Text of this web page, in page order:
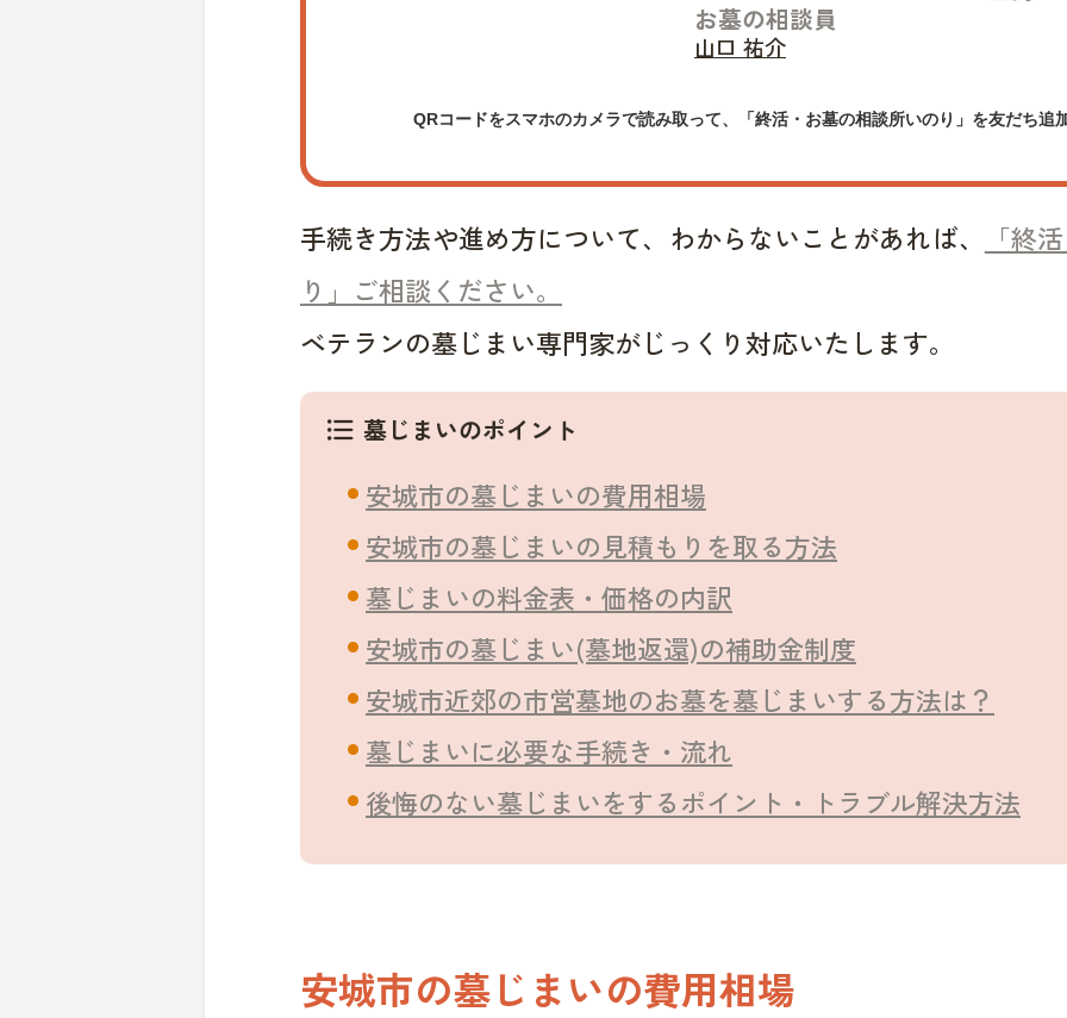
お墓の相談員
山口 祐介
QRコードをスマホのカメラで読み取って、「終活・お墓の相談所いのり」を友だち追
手続き方法や進め方について、わからないことがあれば、
「終
り」ご相談ください。
ベテランの墓じまい専門家がじっくり対応いたします。
format_list_bulleted 墓じまいのポイント
安城市の墓じまいの費用相場
安城市の墓じまいの見積もりを取る方法
墓じまいの料金表・価格の内訳
安城市の墓じまい(墓地返還)の補助金制度
安城市近郊の市営墓地のお墓を墓じまいする方法は？
墓じまいに必要な手続き・流れ
後悔のない墓じまいをするポイント・トラブル解決方法
安城市の墓じまいの費用相場